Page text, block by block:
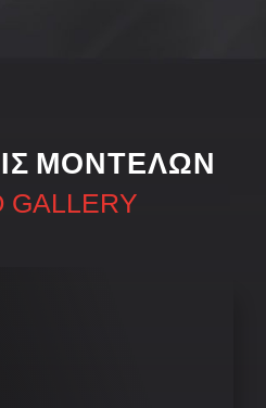
ΜΟΝΤΈΛΩΝ
GALLERY